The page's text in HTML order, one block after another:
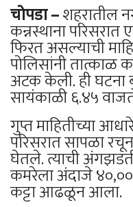
चोपडा –शहरातील
कन्नस्थाना
फिरत असल्याची
पोलिसांनी
अटक केली. ही घटना
सायंकाळी ६.४५
गुप्त माहितीच्या
परिसरात सापळा
घेतले. त्याची
कमरेला अंदाजे
कट्टा आढळून आला.